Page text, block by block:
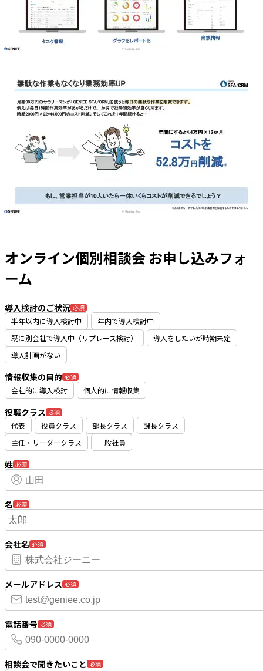
オンライン個別相談会 お申し込みフォ
ーム
導入検討のご状況 必須
半年以内に導入検討中
年内で導入検討中
既に別会社で導入中（リプレース検討）
導入をしたいが時期未定
導入計画がない
情報収集の目的 必須
会社的に導入検討 個人的に情報収集
役職クラス 必須
代表 役員クラス 部長クラス
課長クラス
主任・リーダークラス
一般社員
姓 必須
名 必須
会社名 必須
メールアドレス 必須
電話番号 必須
相談会で聞きたいこと 必須